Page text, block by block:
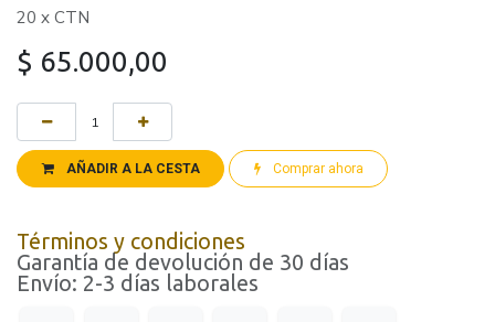
20 x CTN
$ 65.000,00
AÑADIR A LA CESTA Comprar ahora
Términos y condiciones
Garantía de devolución de 30 días
Envío: 2-3 días laborales